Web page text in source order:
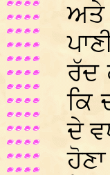
ਅਤੇ
ਰੱਦ
ਕਿ
ਦੇ